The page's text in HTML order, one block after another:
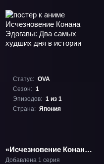
Статус: OVA
Сезон: 1
Эпизодов: 1 из 1
Страна: Япония
«Исчезновение Конана
Эдогавы: Два самых
Добавлена 1 серия